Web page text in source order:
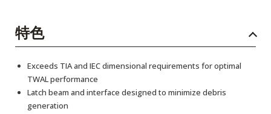
特色
Exceeds TIA and IEC dimensional requirements for optimal
TWAL performance
Latch beam and interface designed to minimize debris
generation